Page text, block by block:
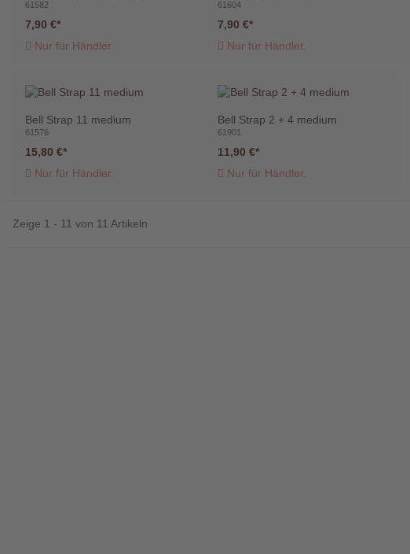
61582
7,90 €
Nur für Händler.
61604
7,90 €
Nur für Händler.
Bell Strap 11 medium
61576
15,80 €
Nur für Händler.
Bell Strap 2 + 4 medium
61901
11,90 €
Nur für Händler.
Zeige 1 - 11 von 11 Artikeln